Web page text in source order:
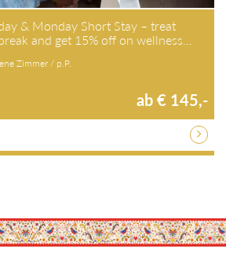
& Monday Short Stay – treat
and get 15% off on wellness…
ab € 145,-